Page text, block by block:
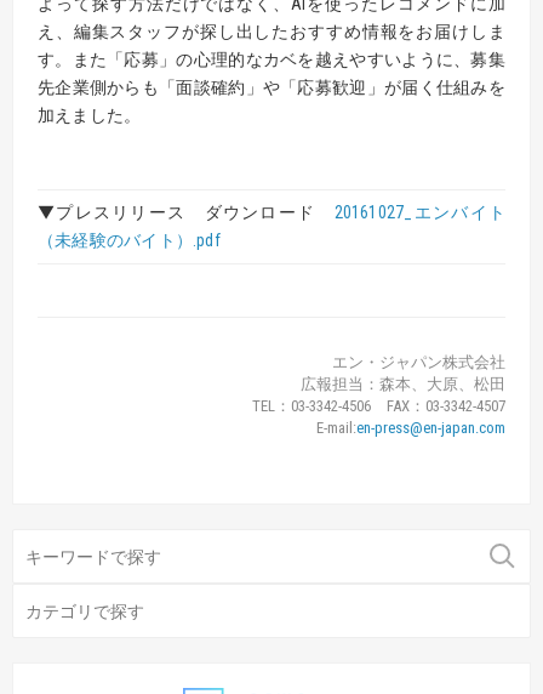
よって探す方法だけではなく、AIを使ったレコメンドに加
え、編集スタッフが探し出したおすすめ情報をお届けしま
す。また「応募」の心理的なカベを越えやすいように、募集
先企業側からも「面談確約」や「応募歓迎」が届く仕組みを
加えました。
▼プレスリリース ダウンロード 20161027_エンバイト
（未経験のバイト）.pdf
エン・ジャパン株式会社
広報担当：森本、大原、松田
TEL：03-3342-4506 FAX：03-3342-4507
E-mail:en-press@en-japan.com